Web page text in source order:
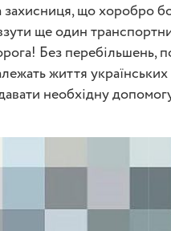
що хоробро
ще один
Без
життя
необхідну